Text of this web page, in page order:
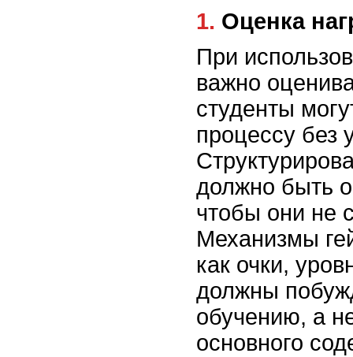
1. Оценка
При
важно
студенты
процессу без
должно быть
чтобы они не
Механизмы
как очки,
должны
обучению, а
основного